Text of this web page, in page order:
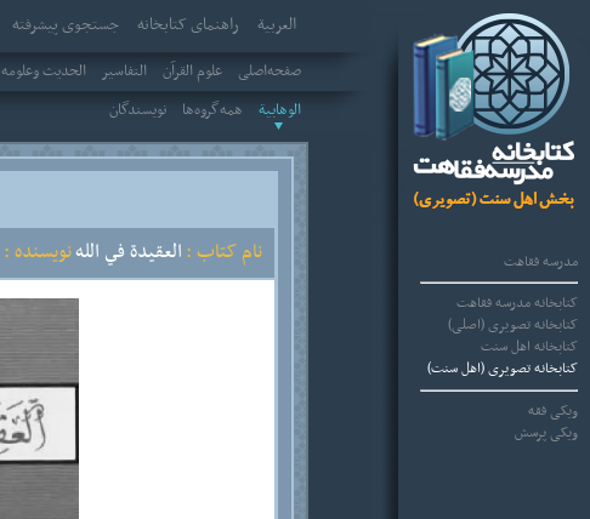
مدرسه فقاهت
کتابخانه مدرسه فقاهت
کتابخانه تصویری (اصلی)
کتابخانه اهل سنت
کتابخانه تصویری (اهل سنت)
ویکی فقه
ویکی پرسش
العربیة راهنمای کتابخانه
جستجوی پیشرفته
صفحه‌اصلی علوم القرآن التفاسير الحديث وعلومه
الوهابية
همه‌گروه‌ها نویسندگان
نام کتاب :العقيدة في اللهنویسنده :